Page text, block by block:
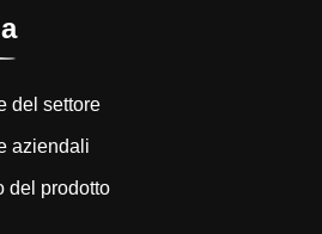
del settore
aziendali
del prodotto